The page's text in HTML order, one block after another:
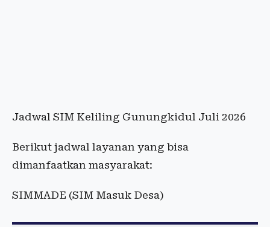
Jadwal SIM Keliling Gunungkidul Juli 2026
Berikut jadwal layanan yang bisa
dimanfaatkan masyarakat:
SIMMADE (SIM Masuk Desa)